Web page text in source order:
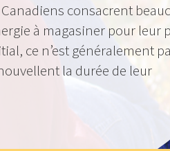
consacrent
à magasiner pour leur
ce n’est généralement
la durée de leur